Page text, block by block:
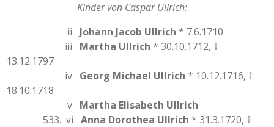
Kinder von Caspar Ullrich:
ii Johann Jacob Ullrich * 7.6.1710
iii Martha Ullrich * 30.10.1712, †
13.12.1797
iv Georg Michael Ullrich * 10.12.1716, †
18.10.1718
v Martha Elisabeth Ullrich
533. vi Anna Dorothea Ullrich * 31.3.1720, †